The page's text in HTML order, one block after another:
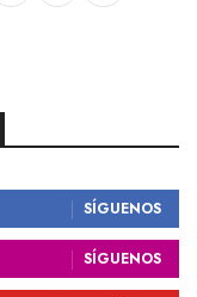
SÍGUENOS
SÍGUENOS